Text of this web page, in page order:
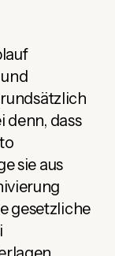
denn, dass
sie aus
gesetzliche